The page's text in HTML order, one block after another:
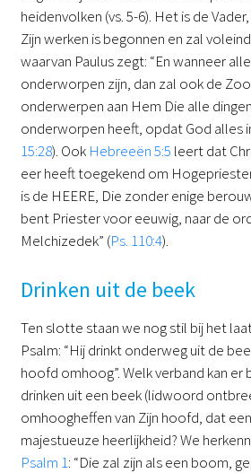
heidenvolken (vs. 5-6). Het is de
Zijn werken is begonnen en zal
waarvan Paulus zegt: “En wanneer
onderworpen zijn, dan zal ook de
onderwerpen aan Hem Die alle
onderworpen heeft, opdat God alles
15:28). Ook Hebreeën 5:5 leert dat
eer heeft toegekend om
is de HEERE, Die zonder enige
bent Priester voor eeuwig, naar de
Melchizedek” (Ps. 110:4).
Drinken uit de beek
Ten slotte staan we nog stil bij het
Psalm: “Hij drinkt onderweg uit de
hoofd omhoog”. Welk verband kan er
drinken uit een beek (lidwoord
omhoogheffen van Zijn hoofd, dat
majestueuze heerlijkheid? We
Psalm 1: “Die zal zijn als een boom,